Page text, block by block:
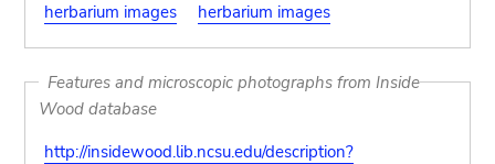
herbarium images
herbarium images
Features and microscopic photographs from Inside
Wood database
http://insidewood.lib.ncsu.edu/description?